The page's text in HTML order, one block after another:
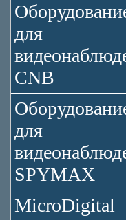
для
CNB
для
SPYMAX
MicroDigital